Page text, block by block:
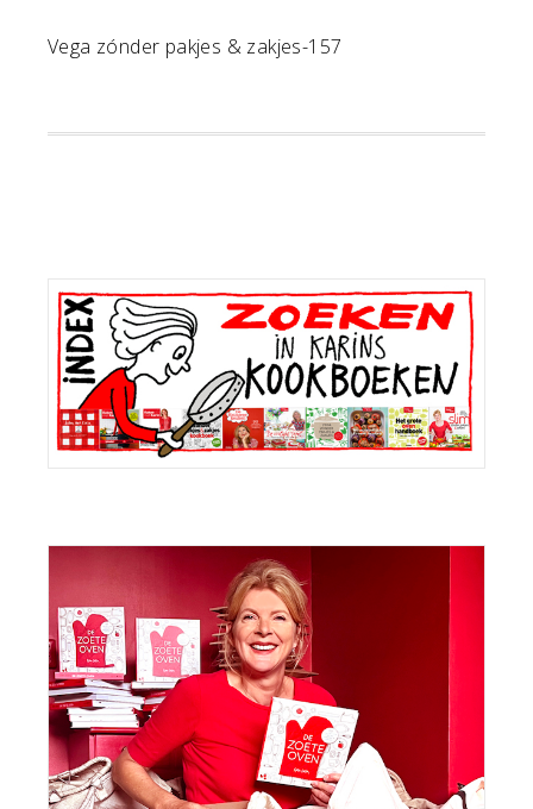
Vega zónder pakjes & zakjes-157
Primaire
Sidebar